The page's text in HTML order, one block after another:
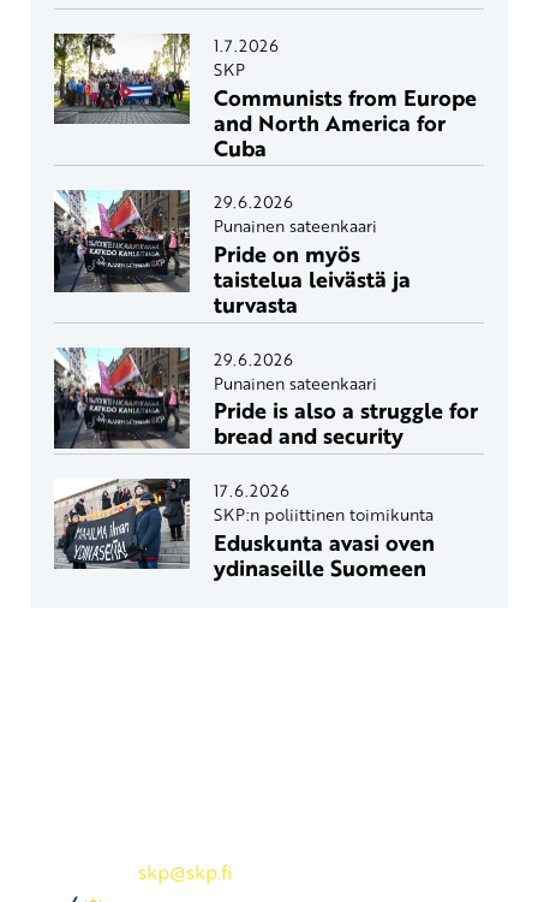
1.7.2026
SKP
Communists from Europe
and North America for
Cuba
29.6.2026
Punainen sateenkaari
Pride on myös
taistelua leivästä ja
turvasta
29.6.2026
Punainen sateenkaari
Pride is also a struggle for
bread and security
17.6.2026
SKP:n poliittinen toimikunta
Eduskunta avasi oven
ydinaseille Suomeen
skp@skp.fi